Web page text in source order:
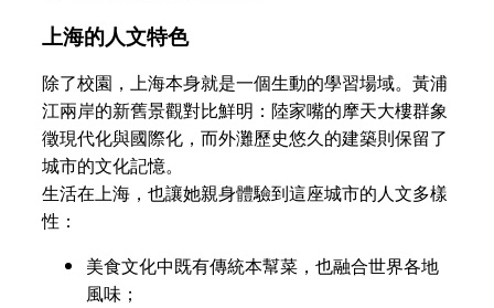
上海的人文特色
除了校園，上海本身就是一個生動的學習場域。黃浦
江兩岸的新舊景觀對比鮮明：陸家嘴的摩天大樓群象
徵現代化與國際化，而外灘歷史悠久的建築則保留了
城市的文化記憶。
生活在上海，也讓她親身體驗到這座城市的人文多樣
性：
美食文化中既有傳統本幫菜，也融合世界各地
風味；